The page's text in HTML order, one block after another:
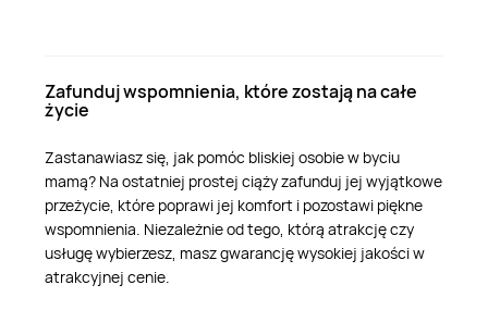
Zafunduj wspomnienia, które zostają na całe
życie
Zastanawiasz się, jak pomóc bliskiej osobie w byciu
mamą? Na ostatniej prostej ciąży zafunduj jej wyjątkowe
przeżycie, które poprawi jej komfort i pozostawi piękne
wspomnienia. Niezależnie od tego, którą atrakcję czy
usługę wybierzesz, masz gwarancję wysokiej jakości w
atrakcyjnej cenie.